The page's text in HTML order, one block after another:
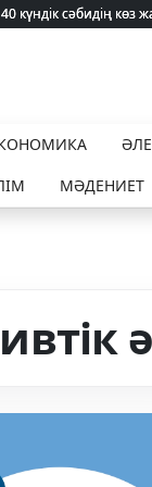
күндік сәбидің
күндік сәбидің
МӘДЕНИЕТ